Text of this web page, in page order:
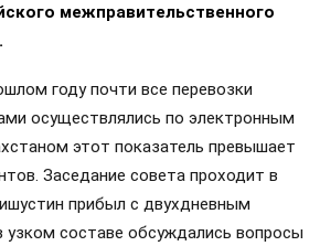
межправительственного
году почти все перевозки
осуществлялись по электронным
этот показатель превышает
Заседание совета проходит в
прибыл с двухдневным
узком составе обсуждались вопросы